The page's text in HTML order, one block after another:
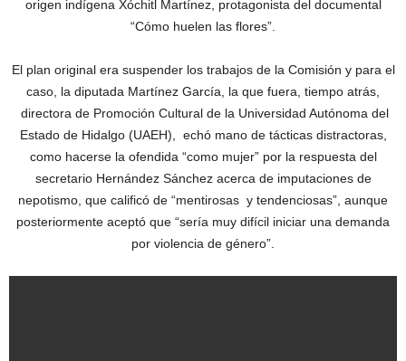
origen indígena Xóchitl Martínez, protagonista del documental
“Cómo huelen las flores”.
El plan original era suspender los trabajos de la Comisión y para el
caso, la diputada Martínez García, la que fuera, tiempo atrás,
directora de Promoción Cultural de la Universidad Autónoma del
Estado de Hidalgo (UAEH), echó mano de tácticas distractoras,
como hacerse la ofendida “como mujer” por la respuesta del
secretario Hernández Sánchez acerca de imputaciones de
nepotismo, que calificó de “mentirosas y tendenciosas”, aunque
posteriormente aceptó que “sería muy difícil iniciar una demanda
por violencia de género”.